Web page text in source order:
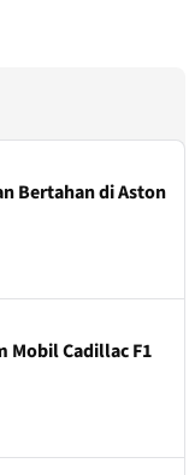
Bertahan di Aston
Mobil Cadillac F1